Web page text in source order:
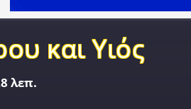
και Υιός
λεπ.